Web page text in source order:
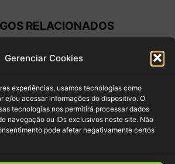
Gerenciar Cookies
experiências, usamos tecnologias como
e/ou acessar informações do dispositivo. O
tecnologias nos permitirá processar dados
navegação ou IDs exclusivos neste site. Não
pode afetar negativamente certos
RELACIONADOS
Como o Boletim Focus Afeta a
Economia? Entenda o Relatório
Faculdade XP - 30/12/2024
FOREX: entenda mais sobre esse
mercado de câmbio de moedas
14/11/2024